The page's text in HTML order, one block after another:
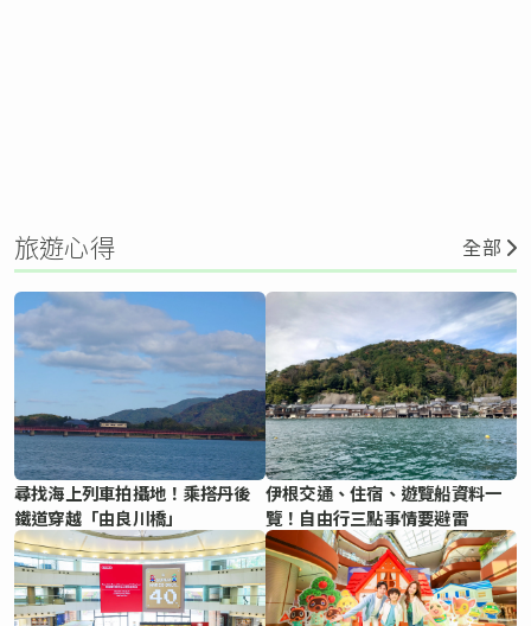
旅遊心得 全部
尋找海上列車拍攝地！乘搭丹後
鐵道穿越「由良川橋」
伊根交通、住宿、遊覽船資料一
覽！自由行三點事情要避雷